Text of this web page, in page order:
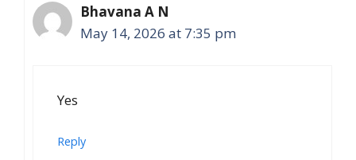
Bhavana A N
May 14, 2026 at 7:35 pm
Yes
Reply